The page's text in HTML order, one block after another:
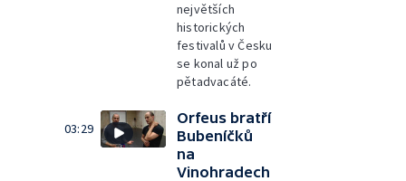
největších
historických
festivalů v Česku
se konal už po
pětadvacáté.
03:29
Orfeus bratří
Bubeníčků
na
Vinohradech